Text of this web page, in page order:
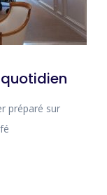
préparé sur